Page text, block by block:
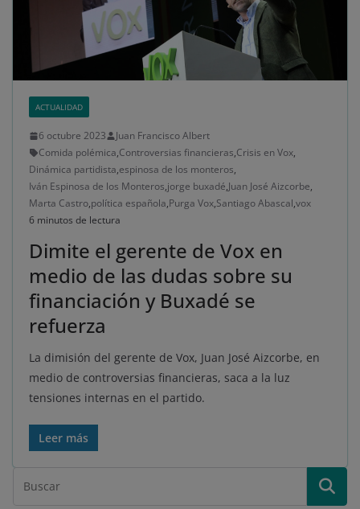
ACTUALIDAD
6 octubre 2023
Juan Francisco Albert
Comida polémica,Controversias financieras,Crisis en Vox,
Dinámica partidista,espinosa de los monteros,
Iván Espinosa de los Monteros,jorge buxadé,Juan José Aizcorbe,
Marta Castro,política española,Purga Vox,Santiago Abascal,vox
6 minutos de lectura
Dimite el gerente de Vox en
medio de las dudas sobre su
financiación y Buxadé se
refuerza
La dimisión del gerente de Vox, Juan José Aizcorbe, en
medio de controversias financieras, saca a la luz
tensiones internas en el partido.
Leer más